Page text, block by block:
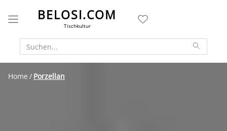
BELOSI.COM
Tischkultur
Home Porzellan